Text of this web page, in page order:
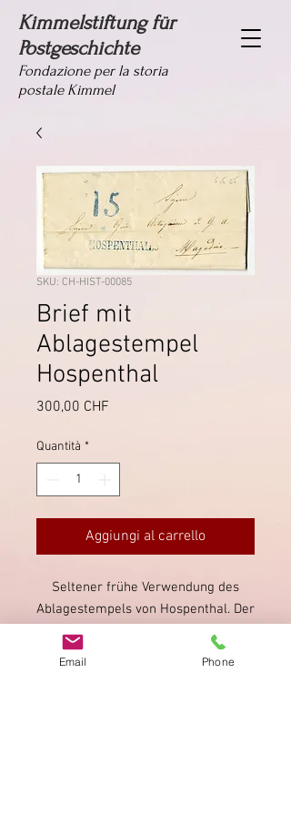
Kimmelstiftung für
Postgeschichte
Fondazione per la storia
postale Kimmel
SKU: CH-HIST-00085
Brief mit
Ablagestempel
Hospenthal
300,00 CHF
Quantità *
Aggiungi al carrello
Seltener frühe Verwendung des
Ablagestempels von Hospenthal. Der
Brief wurde am 5. Mai
1805 (5.5.1805) nach Magadino
Email Phone